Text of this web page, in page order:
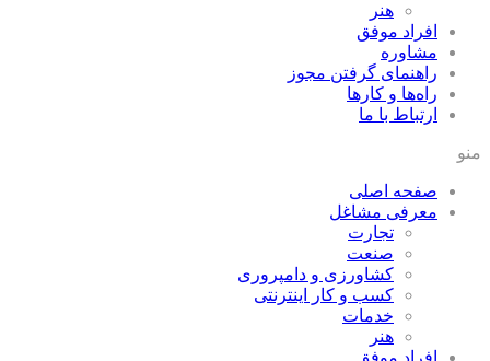
هنر
افراد موفق
مشاوره
راهنمای گرفتن مجوز
راه‌ها و كارها
ارتباط با ما
منو
صفحه اصلی
معرفی مشاغل
تجارت
صنعت
كشاورزی و دامپروری
كسب و كار اينترنتی
خدمات
هنر
افراد موفق